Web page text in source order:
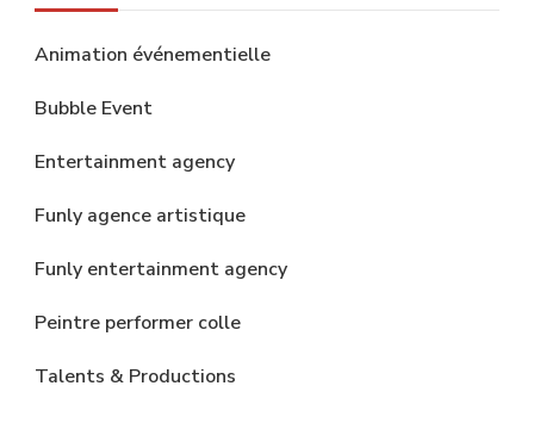
Animation événementielle
Bubble Event
Entertainment agency
Funly agence artistique
Funly entertainment agency
Peintre performer colle
Talents & Productions